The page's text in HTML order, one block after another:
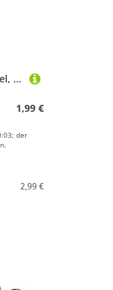
JENZI Tiroler Hölzl mit Wirbel, Gewicht 25 g
1,99 €
der
2,99 €